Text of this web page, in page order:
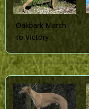
Oakbark March
to Victory